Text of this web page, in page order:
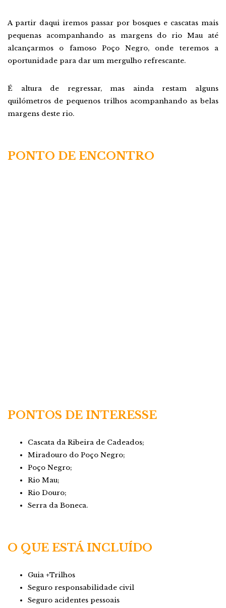
A partir daqui iremos passar por bosques e cascatas mais
pequenas acompanhando as margens do rio Mau até
alcançarmos o famoso Poço Negro, onde teremos a
oportunidade para dar um mergulho refrescante.
É altura de regressar, mas ainda restam alguns
quilómetros de pequenos trilhos acompanhando as belas
margens deste rio.
PONTO DE ENCONTRO
PONTOS DE INTERESSE
Cascata da Ribeira de Cadeados;
Miradouro do Poço Negro;
Poço Negro;
Rio Mau;
Rio Douro;
Serra da Boneca.
O QUE ESTÁ INCLUÍDO
Guia +Trilhos
Seguro responsabilidade civil
Seguro acidentes pessoais